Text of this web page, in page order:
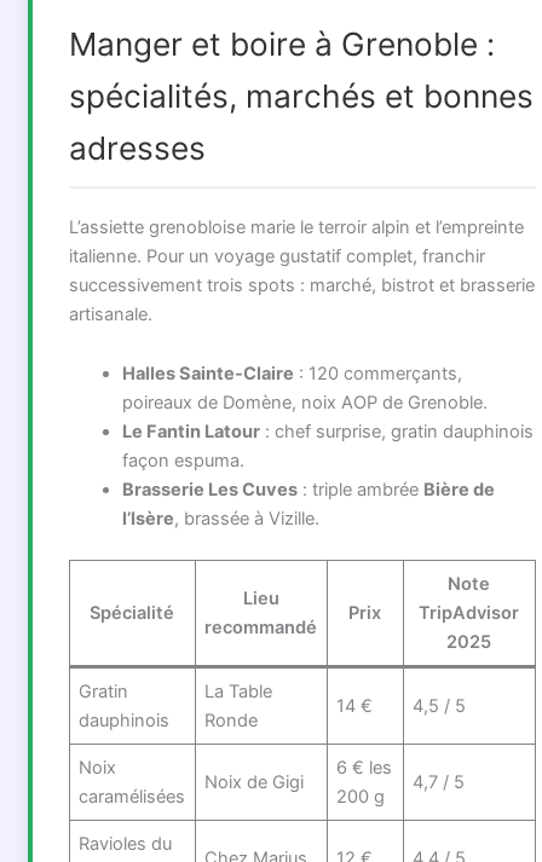
Manger et boire à Grenoble :
spécialités, marchés et bonnes
adresses
L’assiette grenobloise marie le terroir alpin et l’empreinte
italienne. Pour un voyage gustatif complet, franchir
successivement trois spots : marché, bistrot et brasserie
artisanale.
Halles Sainte-Claire : 120 commerçants,
poireaux de Domène, noix AOP de Grenoble.
Le Fantin Latour: chef surprise, gratin dauphinois
façon espuma.
Brasserie Les Cuves: triple ambrée Bière de
l’Isère, brassée à Vizille.
Spécialité
Lieu
recommandé
Prix
Note
TripAdvisor
2025
Gratin
dauphinois
La Table
Ronde
14 € 4,5 / 5
Noix
caramélisées
Noix de Gigi
6 € les
200 g
4,7 / 5
Ravioles du